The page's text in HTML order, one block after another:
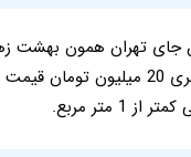
جای تهران همون بهشت
قطعات قدیمش تا قبری 20 میلیون